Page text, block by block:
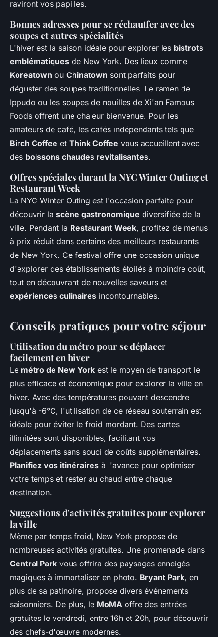
raviront vos papilles.
Bonnes adresses pour se réchauffer avec des
soupes et autres spécialités
L'hiver est la saison idéale pour explorer les bistrots
emblématiques de New York. Des lieux comme
Koreatown ou Chinatown sont parfaits pour
déguster des soupes traditionnelles. Le ramen de
Ippudo ou les soupes de nouilles de Xi'an Famous
Foods offrent une chaleur bienvenue. Pour les
amateurs de café, les cafés indépendants tels que
Birch Coffee et Think Coffee vous accueillent avec
des boissons chaudes revitalisantes.
Offres spéciales durant la NYC Winter Outing et
Restaurant Week
La NYC Winter Outing est l'occasion parfaite pour
découvrir la scène gastronomique diversifiée de la
ville. Pendant la Restaurant Week, profitez de menus
à prix réduit dans certains des meilleurs restaurants
de New York. Ce festival offre une occasion unique
d'explorer des établissements étoilés à moindre coût,
tout en découvrant de nouvelles saveurs et
expériences culinaires incontournables.
Conseils pratiques pour votre séjour
Utilisation du métro pour se déplacer
facilement en hiver
Le métro de New York est le moyen de transport le
plus efficace et économique pour explorer la ville en
hiver. Avec des températures pouvant descendre
jusqu'à -6°C, l'utilisation de ce réseau souterrain est
idéale pour éviter le froid mordant. Des cartes
illimitées sont disponibles, facilitant vos
déplacements sans souci de coûts supplémentaires.
Planifiez vos itinéraires à l'avance pour optimiser
votre temps et rester au chaud entre chaque
destination.
Suggestions d'activités gratuites pour explorer
la ville
Même par temps froid, New York propose de
nombreuses activités gratuites. Une promenade dans
Central Park vous offrira des paysages enneigés
magiques à immortaliser en photo. Bryant Park, en
plus de sa patinoire, propose divers événements
saisonniers. De plus, le MoMA offre des entrées
gratuites le vendredi, entre 16h et 20h, pour découvrir
des chefs-d'œuvre modernes.